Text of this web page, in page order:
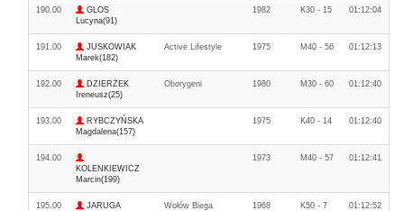
190.00
GLOS
Lucyna(91)
1982 K30 - 15 01:12:04
191.00
JUSKOWIAK
Marek(182)
Active Lifestyle 1975 M40 - 56 01:12:13
192.00
DZIERŻEK
Ireneusz(25)
Oborygeni 1980 M30 - 60 01:12:40
193.00
RYBCZYŃSKA
Magdalena(157)
1975 K40 - 14 01:12:40
194.00
KOLENKIEWICZ
Marcin(199)
1973 M40 - 57 01:12:41
195.00
JARUGA
Wołów Biega 1968 K50 - 7 01:12:52